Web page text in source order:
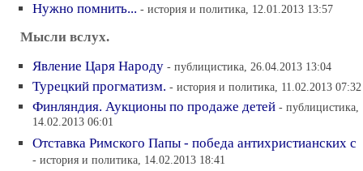
Нужно помнить... - история и политика, 12.01.2013 13:57
Мысли вслух.
Явление Царя Народу - публицистика, 26.04.2013 13:04
Турецкий прогматизм. - история и политика, 11.02.2013 07:32
Финляндия. Аукционы по продаже детей - публицистика,
14.02.2013 06:01
Отставка Римского Папы - победа антихристианских с
- история и политика, 14.02.2013 18:41